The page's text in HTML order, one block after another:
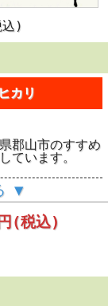
)
カリ
郡山市のすすめ
ています。
で照り輝き
ぁ「いただき
飯って、こん
▼
(税込)